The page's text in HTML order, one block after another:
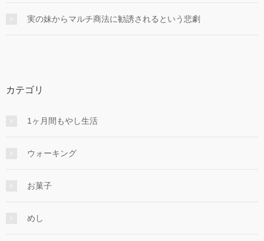
実の妹からマルチ商法に勧誘されるという悲劇
カテゴリ
1ヶ月間もやし生活
ウォーキング
お菓子
めし